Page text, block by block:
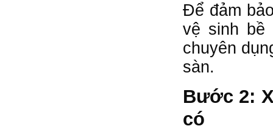
Để đảm
vệ sinh bề
chuyên
sàn.
Bước 2:
có